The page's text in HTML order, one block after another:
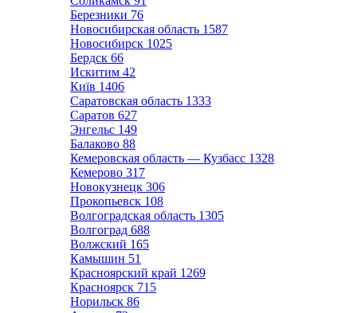
Березники 76
Новосибирская область 1587
Новосибирск 1025
Бердск 66
Искитим 42
Київ 1406
Саратовская область 1333
Саратов 627
Энгельс 149
Балаково 88
Кемеровская область — Кузбасс 1328
Кемерово 317
Новокузнецк 306
Прокопьевск 108
Волгоградская область 1305
Волгоград 688
Волжский 165
Камышин 51
Красноярский край 1269
Красноярск 715
Норильск 86